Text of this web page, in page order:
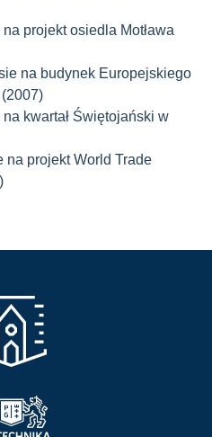
na projekt osiedla Motława
na budynek Europejskiego
na kwartał Świętojański w
na projekt World Trade